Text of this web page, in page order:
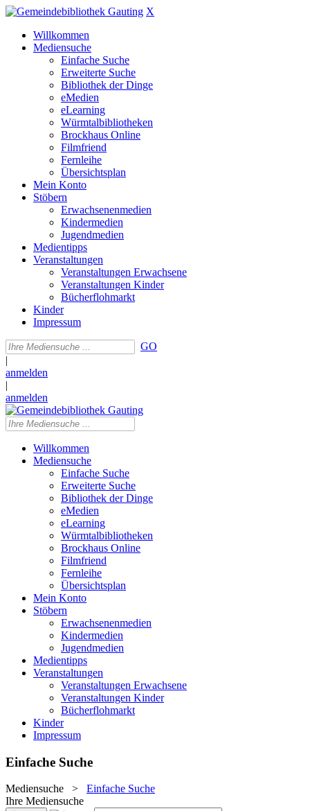
X
Willkommen
Mediensuche
Einfache Suche
Erweiterte Suche
Bibliothek der Dinge
eMedien
eLearning
Würmtalbibliotheken
Brockhaus Online
Filmfriend
Fernleihe
Übersichtsplan
Mein Konto
Stöbern
Erwachsenenmedien
Kindermedien
Jugendmedien
Medientipps
Veranstaltungen
Veranstaltungen Erwachsene
Veranstaltungen Kinder
Bücherflohmarkt
Kinder
Impressum
GO
|
anmelden
|
anmelden
Willkommen
Mediensuche
Einfache Suche
Erweiterte Suche
Bibliothek der Dinge
eMedien
eLearning
Würmtalbibliotheken
Brockhaus Online
Filmfriend
Fernleihe
Übersichtsplan
Mein Konto
Stöbern
Erwachsenenmedien
Kindermedien
Jugendmedien
Medientipps
Veranstaltungen
Veranstaltungen Erwachsene
Veranstaltungen Kinder
Bücherflohmarkt
Kinder
Impressum
Einfache Suche
Mediensuche > Einfache Suche
Ihre Mediensuche